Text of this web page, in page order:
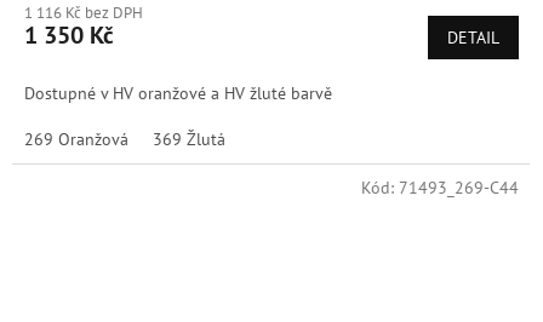
1 116 Kč bez DPH
1 350 Kč DETAIL
Dostupné v HV oranžové a HV žluté barvě
269 Oranžová 369 Žlutá
Kód: 71493_269-C44